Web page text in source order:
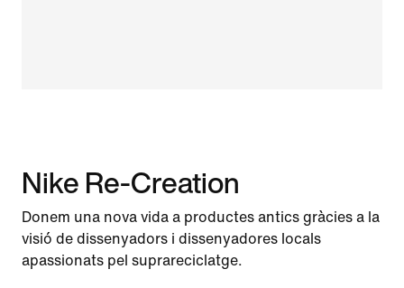
Nike Re-Creation
Donem una nova vida a productes antics gràcies a la
visió de dissenyadors i dissenyadores locals
apassionats pel suprareciclatge.